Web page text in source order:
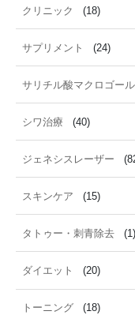
クリニック (18)
サプリメント (24)
サリチル酸マクロゴー
シワ治療 (40)
ジェネシスレーザー
スキンケア (15)
タトゥー・刺青除去 (1)
ダイエット (20)
トーニング (18)